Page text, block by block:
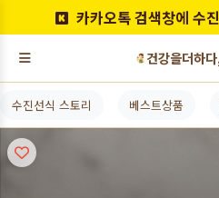
카카오톡 검색창에 수
건강을더하
수진선식 스토리 베스트상품